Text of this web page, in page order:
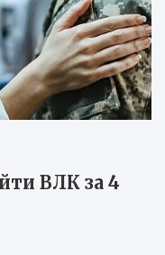
ВЛК за 4